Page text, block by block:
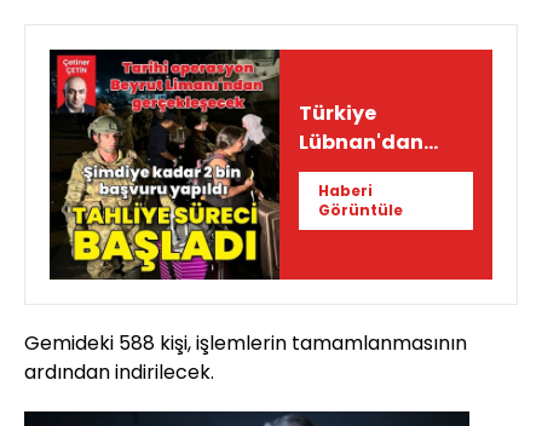
Türkiye
Lübnan'dan
sivillerin
tahliyesine
başladı
Haberi
Görüntüle
Gemideki 588 kişi, işlemlerin tamamlanmasının
ardından indirilecek.